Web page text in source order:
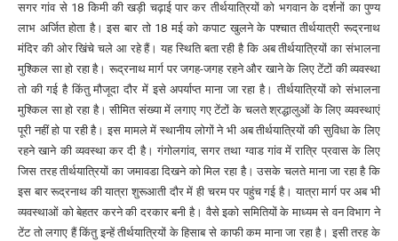
सगर गांव से 18 किमी की खड़ी चढ़ाई पार कर तीर्थयात्रियों को भगवान के दर्शनों का पुण्य
लाभ अर्जित होता है। इस बार तो 18 मई को कपाट खुलने के पश्चात तीर्थयात्री रूद्रनाथ
मंदिर की ओर खिंचे चले आ रहे हैं। यह स्थिति बता रही है कि अब तीर्थयात्रियों का संभालना
मुश्किल सा हो रहा है। रूद्रनाथ मार्ग पर जगह-जगह रहने और खाने के लिए टेंटों की व्यवस्था
तो की गई है किंतु मौजूदा दौर में इसे अपर्याप्त माना जा रहा है। तीर्थयात्रियों को संभालना
मुश्किल सा हो रहा है। सीमित संख्या में लगाए गए टेंटों के चलते श्रद्धालुओं के लिए व्यवस्थाएं
पूरी नहीं हो पा रही है। इस मामले में स्थानीय लोगों ने भी अब तीर्थयात्रियों की सुविधा के लिए
रहने खाने की व्यवस्था कर दी है। गंगोलगांव, सगर तथा ग्वाड गांव में रात्रि प्रवास के लिए
जिस तरह तीर्थयात्रियों का जमावडा दिखने को मिल रहा है। उसके चलते माना जा रहा है कि
इस बार रूद्रनाथ की यात्रा शुरूआती दौर में ही चरम पर पहुंच गई है। यात्रा मार्ग पर अब भी
व्यवस्थाओं को बेहतर करने की दरकार बनी है। वैसे इको समितियों के माध्यम से वन विभाग ने
टेंट तो लगाए हैं किंतु इन्हें तीर्थयात्रियों के हिसाब से काफी कम माना जा रहा है। इसी तरह के